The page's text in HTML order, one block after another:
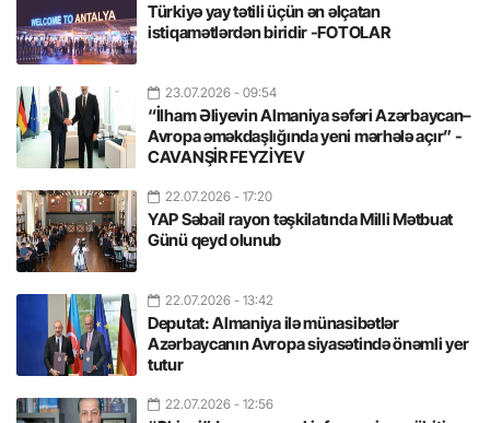
Türkiyə yay tətili üçün ən əlçatan
istiqamətlərdən biridir -FOTOLAR
23.07.2026 - 09:54
“İlham Əliyevin Almaniya səfəri Azərbaycan–
Avropa əməkdaşlığında yeni mərhələ açır” -
CAVANŞİR FEYZİYEV
22.07.2026 - 17:20
YAP Səbail rayon təşkilatında Milli Mətbuat
Günü qeyd olunub
22.07.2026 - 13:42
Deputat: Almaniya ilə münasibətlər
Azərbaycanın Avropa siyasətində önəmli yer
tutur
22.07.2026 - 12:56